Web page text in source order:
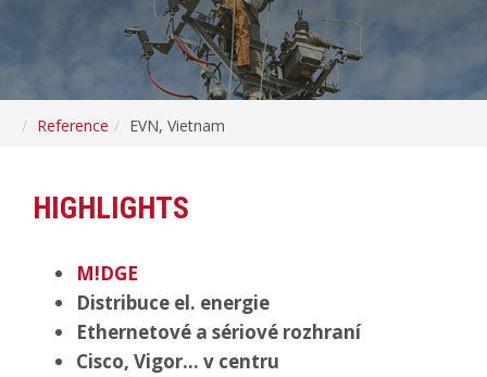
Reference EVN, Vietnam
HIGHLIGHTS
M!DGE
Distribuce el. energie
Ethernetové a sériové rozhraní
Cisco, Vigor… v centru